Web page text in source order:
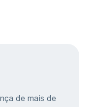
de mais de